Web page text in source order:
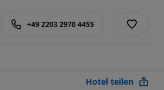
+49 2203 2970 4455
Hotel teilen